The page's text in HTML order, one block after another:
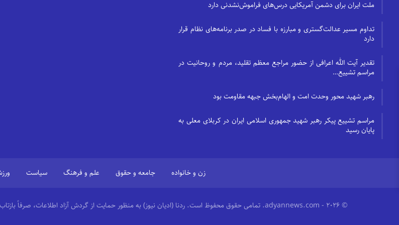
ملت ایران برای دشمن آمریکایی درس‌های فراموش‌نشدنی دارد
تداوم مسیر عدالت‌گستری و مبارزه با فساد در صدر برنامه‌های نظام قرار
دارد
تقدیر آیت الله اعرافی از حضور مراجع معظم تقلید، مردم و روحانیت در
مراسم تشییع…
رهبر شهید محور وحدت امت و الهام‌بخش جبهه مقاومت بود
مراسم تشییع پیکر رهبر شهید جمهوری اسلامی ایران در کربلای معلی به
پایان رسید
زن و خانواده جامعه و حقوق علم و فرهنگ سیاست
© 2026 - adyannews.com. تمامی حقوق محفوظ است. ردنا (ادیان نیوز) به منظور حمایت از گردش آزاد اطلاعات، صرفاً